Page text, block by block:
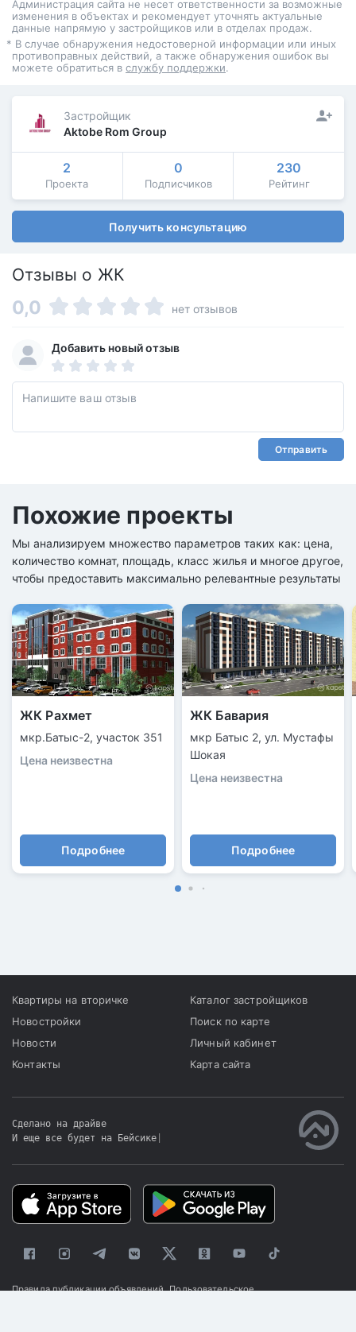
Администрация сайта не несет ответственности за возможные
изменения в объектах и рекомендует уточнять актуальные
данные напрямую у застройщиков или в отделах продаж.
* В случае обнаружения недостоверной информации или иных
противоправных действий, а также обнаружения ошибок вы
можете обратиться в службу поддержки.
Застройщик
Aktobe Rom Group
2
Проекта
0
Подписчиков
230
Рейтинг
Получить консультацию
Отзывы о ЖК
0,0 нет отзывов
Добавить новый отзыв
Отправить
Похожие проекты
Мы анализируем множество параметров таких как: цена,
количество комнат, площадь, класс жилья и многое другое,
чтобы предоставить максимально релевантные результаты
ЖК Рахмет
мкр.Батыс-2, участок 351
Цена неизвестна
Подробнее
ЖК Бавария
мкр Батыс 2, ул. Мустафы
Шокая
Цена неизвестна
Подробнее
Квартиры на вторичке
Новостройки
Новости
Контакты
Каталог застройщиков
Поиск по карте
Личный кабинет
Карта сайта
Сделано на драйве
И еще все будет на Бейсике
Правила публикации объявлений Пользовательское